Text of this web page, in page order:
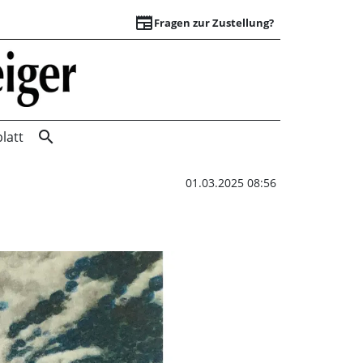
newspaperFragen zur Zustellung?
„Wunstorf in
search
01.03.2025 08:56